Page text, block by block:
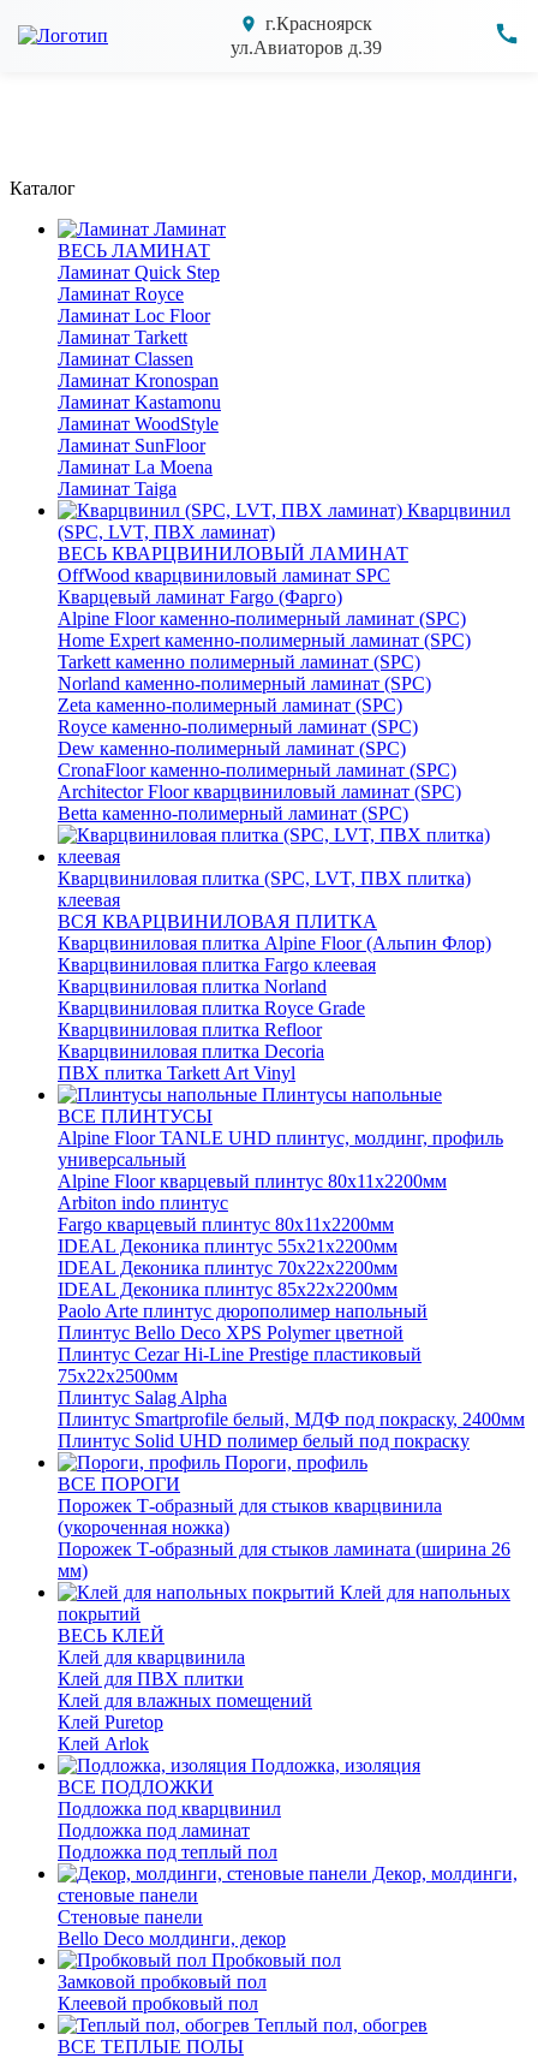
г.Красноярск
ул.Авиаторов д.39
Каталог
Ламинат
ВЕСЬ ЛАМИНАТ
Ламинат Quick Step
Ламинат Royce
Ламинат Loc Floor
Ламинат Tarkett
Ламинат Classen
Ламинат Kronospan
Ламинат Kastamonu
Ламинат WoodStyle
Ламинат SunFloor
Ламинат La Moena
Ламинат Taiga
Кварцвинил
(SPC, LVT, ПВХ ламинат)
ВЕСЬ КВАРЦВИНИЛОВЫЙ ЛАМИНАТ
OffWood кварцвиниловый ламинат SPC
Кварцевый ламинат Fargo (Фарго)
Alpine Floor каменно-полимерный ламинат (SPC)
Home Expert каменно-полимерный ламинат (SPC)
Tarkett каменно полимерный ламинат (SPC)
Norland каменно-полимерный ламинат (SPC)
Zeta каменно-полимерный ламинат (SPC)
Royce каменно-полимерный ламинат (SPC)
Dew каменно-полимерный ламинат (SPC)
CronaFloor каменно-полимерный ламинат (SPC)
Architector Floor кварцвиниловый ламинат (SPC)
Betta каменно-полимерный ламинат (SPC)
Кварцвиниловая плитка (SPC, LVT, ПВХ плитка)
клеевая
ВСЯ КВАРЦВИНИЛОВАЯ ПЛИТКА
Кварцвиниловая плитка Alpine Floor (Альпин Флор)
Кварцвиниловая плитка Fargo клеевая
Кварцвиниловая плитка Norland
Кварцвиниловая плитка Royce Grade
Кварцвиниловая плитка Refloor
Кварцвиниловая плитка Decoria
ПВХ плитка Tarkett Art Vinyl
Плинтусы напольные
ВСЕ ПЛИНТУСЫ
Alpine Floor TANLE UHD плинтус, молдинг, профиль
универсальный
Alpine Floor кварцевый плинтус 80х11х2200мм
Arbiton indo плинтус
Fargo кварцевый плинтус 80х11х2200мм
IDEAL Деконика плинтус 55х21х2200мм
IDEAL Деконика плинтус 70х22х2200мм
IDEAL Деконика плинтус 85х22х2200мм
Paolo Arte плинтус дюрополимер напольный
Плинтус Bello Deco XPS Polymer цветной
Плинтус Cezar Hi-Line Prestige пластиковый
75х22х2500мм
Плинтус Salag Alpha
Плинтус Smartprofile белый, МДФ под покраску, 2400мм
Плинтус Solid UHD полимер белый под покраску
Пороги, профиль
ВСЕ ПОРОГИ
Порожек Т-образный для стыков кварцвинила
(укороченная ножка)
Порожек Т-образный для стыков ламината (ширина 26
мм)
Клей для напольных
покрытий
ВЕСЬ КЛЕЙ
Клей для кварцвинила
Клей для ПВХ плитки
Клей для влажных помещений
Клей Puretop
Клей Arlok
Подложка, изоляция
ВСЕ ПОДЛОЖКИ
Подложка под кварцвинил
Подложка под ламинат
Подложка под теплый пол
Декор, молдинги,
стеновые панели
Стеновые панели
Bello Deco молдинги, декор
Пробковый пол
Замковой пробковый пол
Клеевой пробковый пол
Теплый пол, обогрев
ВСЕ ТЕПЛЫЕ ПОЛЫ